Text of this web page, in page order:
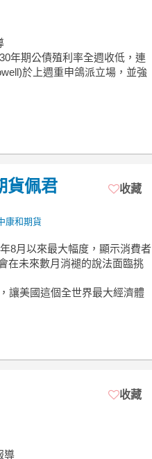
年期公債殖利率全週收低，連
於上週重申鴿派立場，並強
貨佩君
康和期貨
收藏
8月以來最大幅度，顯示消費者
在未來數月消褪的說法面臨挑
讓美國這個全世界最大經濟體
收藏
導